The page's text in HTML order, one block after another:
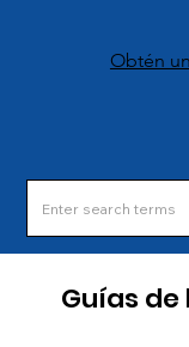
Obtén
Guías